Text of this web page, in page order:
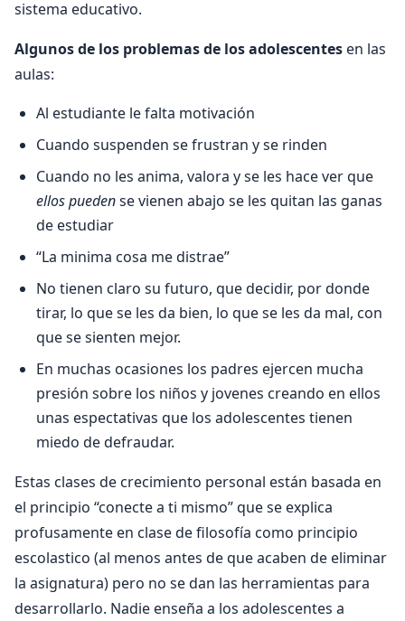
sistema educativo.
Algunos de los problemas de los adolescentes en las
aulas:
Al estudiante le falta motivación
Cuando suspenden se frustran y se rinden
Cuando no les anima, valora y se les hace ver que
ellos puedense vienen abajo se les quitan las ganas
de estudiar
“La minima cosa me distrae”
No tienen claro su futuro, que decidir, por donde
tirar, lo que se les da bien, lo que se les da mal, con
que se sienten mejor.
En muchas ocasiones los padres ejercen mucha
presión sobre los niños y jovenes creando en ellos
unas espectativas que los adolescentes tienen
miedo de defraudar.
Estas clases de crecimiento personal están basada en
el principio “conecte a ti mismo” que se explica
profusamente en clase de filosofía como principio
escolastico (al menos antes de que acaben de eliminar
la asignatura) pero no se dan las herramientas para
desarrollarlo. Nadie enseña a los adolescentes a